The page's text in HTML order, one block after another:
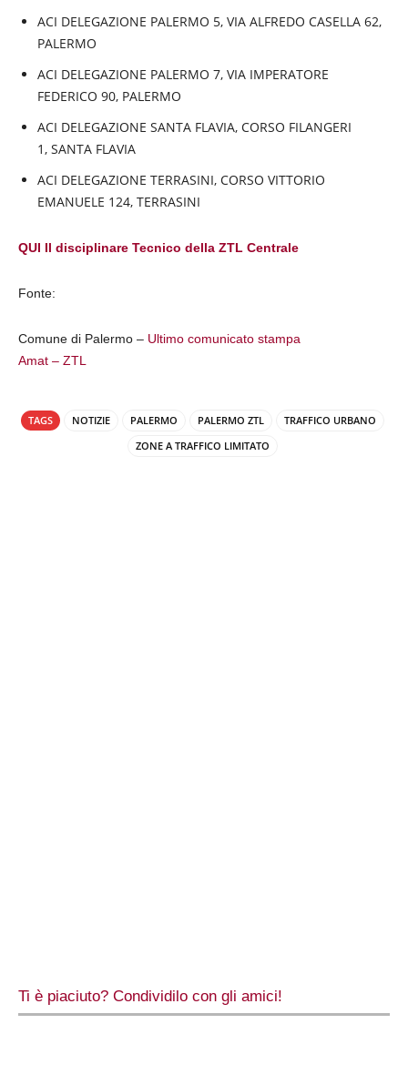
ACI DELEGAZIONE PALERMO 5, VIA ALFREDO CASELLA 62,
PALERMO
ACI DELEGAZIONE PALERMO 7, VIA IMPERATORE
FEDERICO 90, PALERMO
ACI DELEGAZIONE SANTA FLAVIA, CORSO FILANGERI
1, SANTA FLAVIA
ACI DELEGAZIONE TERRASINI, CORSO VITTORIO
EMANUELE 124, TERRASINI
QUI Il disciplinare Tecnico della ZTL Centrale
Fonte:
Comune di Palermo – Ultimo comunicato stampa
Amat – ZTL
TAGS NOTIZIE PALERMO PALERMO ZTL
TRAFFICO URBANO
ZONE A TRAFFICO LIMITATO
Ti è piaciuto? Condividilo con gli amici!